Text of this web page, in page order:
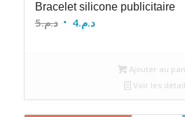
Bracelet silicone publicitaire
د.م.5
Le
د.م.4
Le
Ajouter au
Voir les